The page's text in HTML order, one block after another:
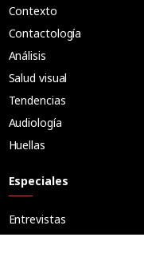
Contexto
Contactología
Análisis
Salud visual
Tendencias
Audiología
Huellas
Especiales
Entrevistas